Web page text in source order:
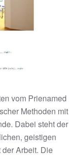
vom Prienamed
Methoden mit
Dabei steht der
geistigen
Arbeit. Die